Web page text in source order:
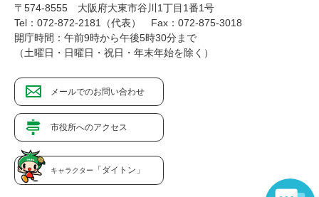
〒574-8555 大阪府大東市谷川1丁目1番1号
Tel：072-872-2181（代表）
Fax：072-875-3018
開庁時間：午前9時から午後5時30分まで
（土曜日・日曜日・祝日・年末年始を除く）
メールでのお問い合わせ
市役所へのアクセス
キャラクター 「ダイトン」